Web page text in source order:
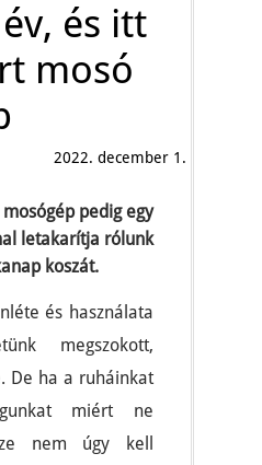
és itt
mosó
2022. december 1.
pedig egy
letakarítja rólunk
koszát.
és használata
megszokott,
De ha a ruháinkat
miért ne
nem úgy kell